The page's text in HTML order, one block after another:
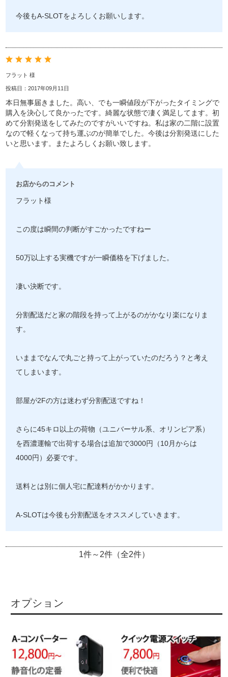
今後もA-SLOTをよろしくお願いします。
フラット 様
投稿日：2017年09月11日
本日無事届きました。高い、でも一瞬値段が下がったタイミングで
購入を決心して良かったです。綺麗な状態で凄く満足してます。初
めて分割発送をしてみたのですがいいですね。私は家の二階に設置
なので軽くなって持ち運ぶのが簡単でした。今後は分割発送にした
いと思います。またよろしくお願い致します。
お店からのコメント
フラット様
この度は瞬間の判断がすごかったですねー
50万以上する実機ですが一瞬価格を下げました。
凄い決断です。
分割配送だと家の階段を持って上がるのがかなり楽になりま
す。
いままでなんで丸ごと持って上がっていたのだろう？と考え
てしまいます。
部屋が2Fの方は迷わず分割配送ですね！
さらに45キロ以上の荷物（ユニバーサル系、オリンピア系）
を西濃運輸で出荷する場合は追加で3000円（10月からは
4000円）必要です。
送料とは別に個人宅に配達料がかかります。
A-SLOTは今後も分割配送をオススメしていきます。
1件～2件（全2件）
オプション